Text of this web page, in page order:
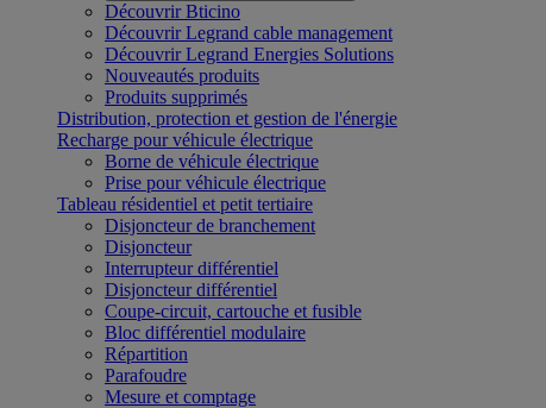
Découvrir Bticino
Découvrir Legrand cable management
Découvrir Legrand Energies Solutions
Nouveautés produits
Produits supprimés
Distribution, protection et gestion de l'énergie
Recharge pour véhicule électrique
Borne de véhicule électrique
Prise pour véhicule électrique
Tableau résidentiel et petit tertiaire
Disjoncteur de branchement
Disjoncteur
Interrupteur différentiel
Disjoncteur différentiel
Coupe-circuit, cartouche et fusible
Bloc différentiel modulaire
Répartition
Parafoudre
Mesure et comptage